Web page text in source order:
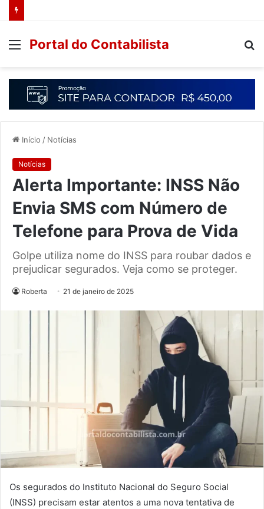
Portal do Contabilista
Início / Notícias
Notícias
Alerta Importante: INSS Não
Envia SMS com Número de
Telefone para Prova de Vida
Golpe utiliza nome do INSS para roubar dados e
prejudicar segurados. Veja como se proteger.
Roberta 21 de janeiro de 2025
Os segurados do Instituto Nacional do Seguro Social
(INSS) precisam estar atentos a uma nova tentativa de